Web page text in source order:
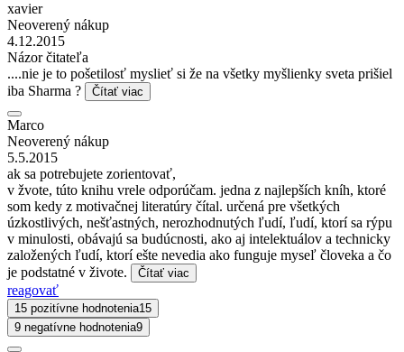
xavier
Neoverený nákup
4.12.2015
Názor čitateľa
....nie je to pošetilosť myslieť si že na všetky myšlienky sveta prišiel
iba Sharma ?
Čítať viac
Marco
Neoverený nákup
5.5.2015
ak sa potrebujete zorientovať,
v žvote, túto knihu vrele odporúčam. jedna z najlepších kníh, ktoré
som kedy z motivačnej literatúry čítal. určená pre všetkých
úzkostlivých, nešťastných, nerozhodnutých ľudí, ľudí, ktorí sa rýpu
v minulosti, obávajú sa budúcnosti, ako aj intelektuálov a technicky
založených ľudí, ktorí ešte nevedia ako funguje myseľ človeka a čo
je podstatné v živote.
Čítať viac
reagovať
15 pozitívne hodnotenia15
9 negatívne hodnotenia9